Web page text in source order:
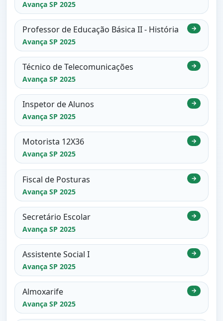
Avança SP 2025
Professor de Educação Básica II - História
Avança SP 2025
→
Técnico de Telecomunicações
Avança SP 2025
→
Inspetor de Alunos
Avança SP 2025
→
Motorista 12X36
Avança SP 2025
→
Fiscal de Posturas
Avança SP 2025
→
Secretário Escolar
Avança SP 2025
→
Assistente Social I
Avança SP 2025
→
Almoxarife
Avança SP 2025
→